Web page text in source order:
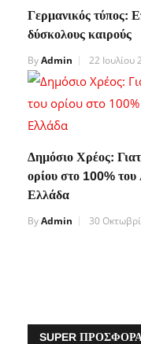
Γερμανικός τύπος:
δύσκολους καιρούς
ByAdmin 22 Ιουλίου
Δημόσιο Χρέος:
ορίου στο 100%
Ελλάδα
ByAdmin 30
SUPER ΠΡΟΣΦΟΡΑ